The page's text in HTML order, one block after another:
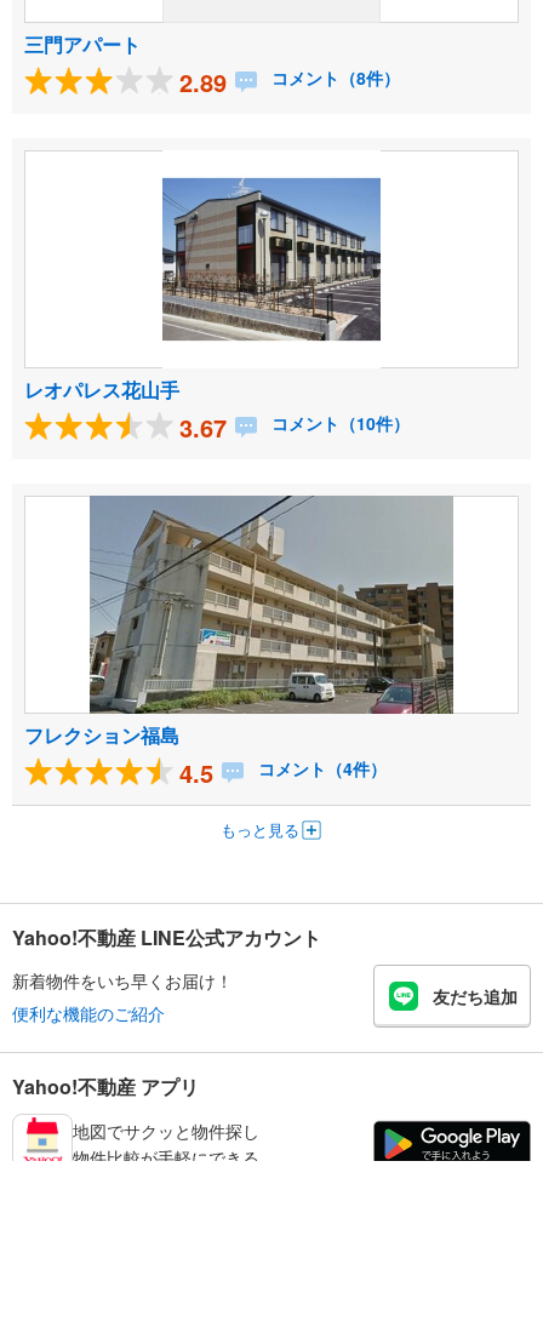
三門アパート
2.89 コメント（8件）
レオパレス花山手
3.67 コメント（10件）
フレクション福島
4.5 コメント（4件）
もっと見る
Yahoo!不動産 LINE公式アカウント
新着物件をいち早くお届け！
便利な機能のご紹介
友だち追加
Yahoo!不動産 アプリ
地図でサクッと物件探し
物件比較が手軽にできる